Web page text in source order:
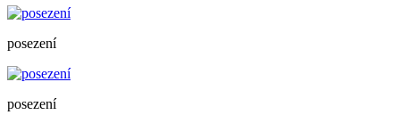
posezení
posezení